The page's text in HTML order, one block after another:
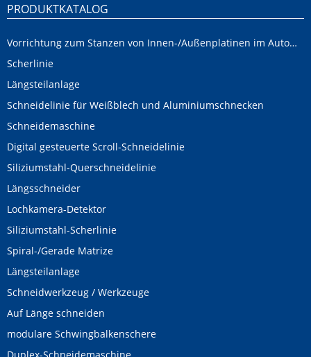
PRODUKTKATALOG
Vorrichtung zum Stanzen von Innen-/Außenplatinen im Automobilbereich
Scherlinie
Längsteilanlage
Schneidelinie für Weißblech und Aluminiumschnecken
Schneidemaschine
Digital gesteuerte Scroll-Schneidelinie
Siliziumstahl-Querschneidelinie
Längsschneider
Lochkamera-Detektor
Siliziumstahl-Scherlinie
Spiral-/Gerade Matrize
Längsteilanlage
Schneidwerkzeug / Werkzeuge
Auf Länge schneiden
modulare Schwingbalkenschere